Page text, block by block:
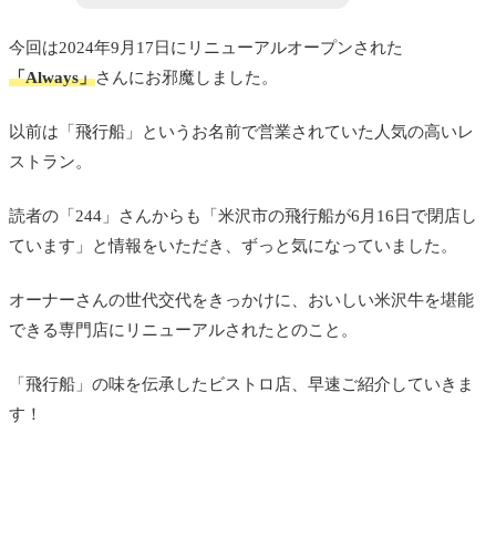
今回は2024年9月17日にリニューアルオープンされた
「Always」さんにお邪魔しました。
以前は「飛行船」というお名前で営業されていた人気の高いレ
ストラン。
読者の「244」さんからも「米沢市の飛行船が6月16日で閉店し
ています」と情報をいただき、ずっと気になっていました。
オーナーさんの世代交代をきっかけに、おいしい米沢牛を堪能
できる専門店にリニューアルされたとのこと。
「飛行船」の味を伝承したビストロ店、早速ご紹介していきま
す！